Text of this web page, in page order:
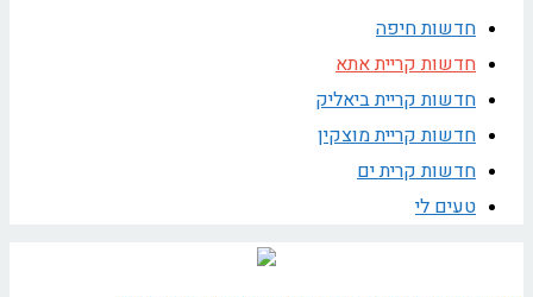
חדשות חיפה
חדשות קריית אתא
חדשות קריית ביאליק
חדשות קריית מוצקין
חדשות קרית ים
טעים לי